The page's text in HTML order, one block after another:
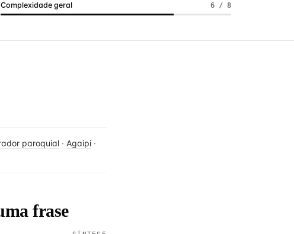
Complexidade geral 6 / 8
paroquial · Agaipi ·
frase